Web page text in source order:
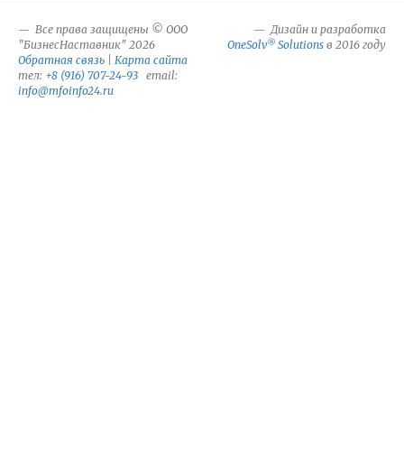
Все права защищены © ООО
"БизнесНаставник" 2026
Обратная связь
Карта сайта
тел: +8 (916) 707-24-93 email:
info@mfoinfo24.ru
Дизайн и разработка
OneSolv® Solutions в 2016 году